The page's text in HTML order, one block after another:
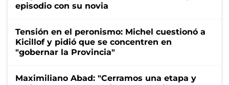
episodio con su novia
Tensión en el peronismo: Michel cuestionó a
Kicillof y pidió que se concentren en
"gobernar la Provincia"
Maximiliano Abad: "Cerramos una etapa y